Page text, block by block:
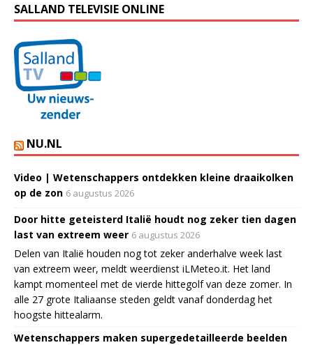
SALLAND TELEVISIE ONLINE
NU.NL
Video | Wetenschappers ontdekken kleine draaikolken
op de zon 6 augustus 2026
Door hitte geteisterd Italië houdt nog zeker tien dagen
last van extreem weer 6 augustus 2026
Delen van Italië houden nog tot zeker anderhalve week last
van extreem weer, meldt weerdienst iLMeteo.it. Het land
kampt momenteel met de vierde hittegolf van deze zomer. In
alle 27 grote Italiaanse steden geldt vanaf donderdag het
hoogste hittealarm.
Wetenschappers maken supergedetailleerde beelden